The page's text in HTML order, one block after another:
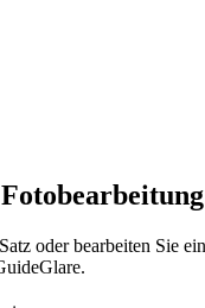
oder bearbeiten Sie